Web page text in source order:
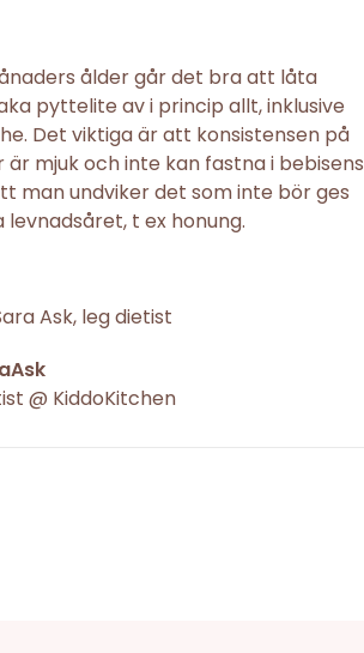
ålder går det bra att låta
pyttelite av i princip allt, inklusive
Det viktiga är att konsistensen på
mjuk och inte kan fastna i bebisens
man undviker det som inte bör ges
t ex honung.
Ask, leg dietist
@ KiddoKitchen